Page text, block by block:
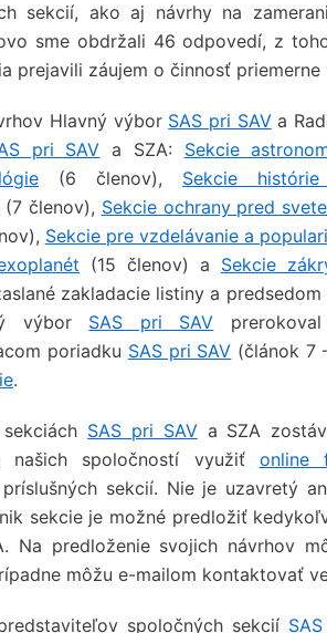
sekcií, ako aj návrhy na
sme obdržali 46 odpovedí, z
prejavili záujem o činnosť
Hlavný výbor SAS pri SAVa
pri SAV a SZA: Sekcie
(6 členov), Sekcie
členov), Sekcie ochrany pred
Sekcie pre vzdelávanie a
(15 členov) a Sekcie
zakladacie listiny a
výbor SAS pri SAV
poriadku SAS pri SAV (článok 7
.
SAS pri SAVa SZA
našich spoločností využiť online
sekcií. Nie je uzavretý
sekcie je možné predložiť
Na predloženie svojich návrhov
môžu e-mailom kontaktovať
spoločných sekcií